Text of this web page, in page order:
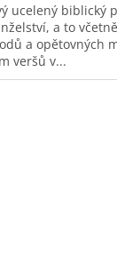
ucelený biblický
a to
a opětovných
veršů v...